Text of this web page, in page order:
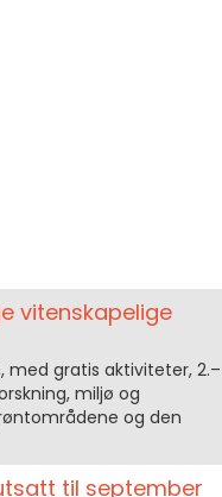
vitenskapelige
med gratis aktiviteter, 2.–
miljø og
og den
til september